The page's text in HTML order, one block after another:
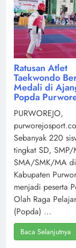
Ratusan Atlet
Taekwondo
Medali di
Popda
PURWOREJO,
Sebanyak 220
tingkat SD, SMP/
SMA/SMK/MA di
Kabupaten
menjadi peserta
Olah Raga
(Popda) ...
Baca Selanjutnya